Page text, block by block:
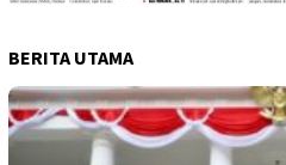
BERITA UTAMA